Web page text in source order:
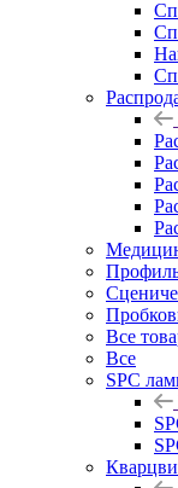
Все
Все
SPC